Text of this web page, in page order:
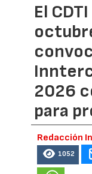
El
2026
para
Redacción
1052